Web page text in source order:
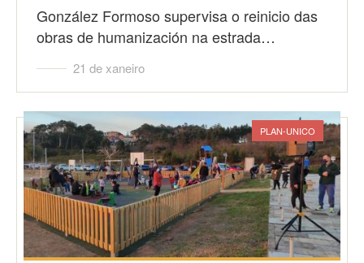
González Formoso supervisa o reinicio das
obras de humanización na estrada…
21 de xaneiro
PLAN-UNICO